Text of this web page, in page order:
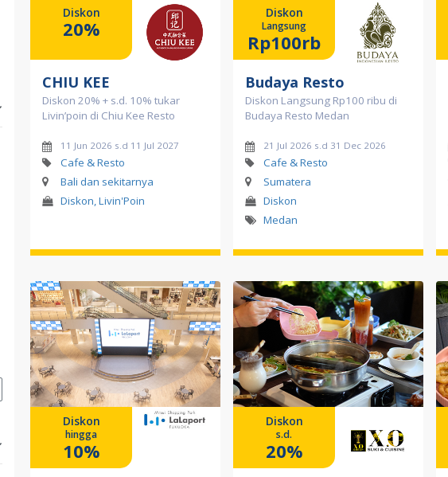
Diskon
20%
CHIU KEE
Diskon 20% + s.d. 10% tukar
Livin’poin di Chiu Kee Resto
11 Jun 2026 s.d 11 Jul 2027
Cafe & Resto
Bali dan sekitarnya
Diskon, Livin'Poin
Diskon
Langsung
Rp100rb
Budaya Resto
Diskon Langsung Rp100 ribu di
Budaya Resto Medan
21 Jul 2026 s.d 31 Dec 2026
Cafe & Resto
Sumatera
Diskon
Medan
Diskon
hingga
10%
Diskon
s.d.
20%